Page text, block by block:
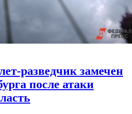
разведчик замечен
после атаки